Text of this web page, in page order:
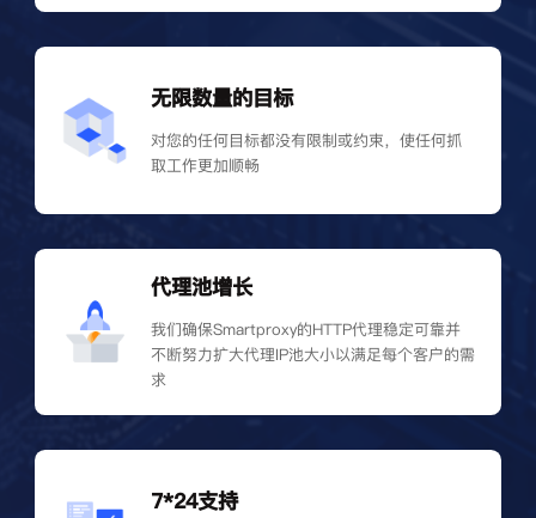
无限数量的目标
对您的任何目标都没有限制或约束，使任何抓
取工作更加顺畅
代理池增长
我们确保Smartproxy的HTTP代理稳定可靠并
不断努力扩大代理IP池大小以满足每个客户的需
求
7*24支持